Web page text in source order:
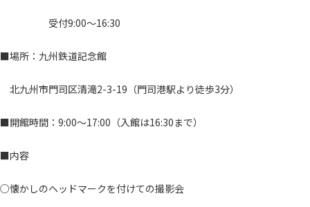
受付9:00～16:30
■場所：九州鉄道記念館
北九州市門司区清滝2-3-19（門司港駅より徒歩3分）
■開館時間：9:00～17:00（入館は16:30まで）
■内容
○懐かしのヘッドマークを付けての撮影会